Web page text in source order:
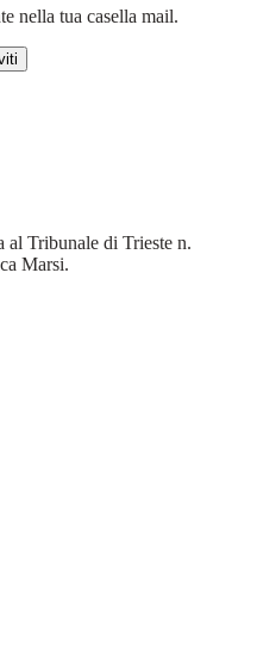
nella tua casella mail.
al Tribunale di Trieste n.
Marsi.